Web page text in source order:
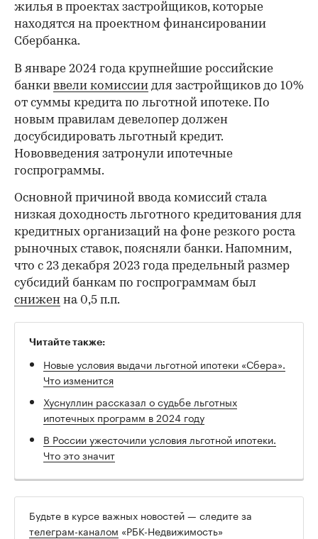
жилья в проектах застройщиков, которые
находятся на проектном финансировании
Сбербанка.
В январе 2024 года крупнейшие российские
банки ввели комиссии для застройщиков до 10%
от суммы кредита по льготной ипотеке. По
новым правилам девелопер должен
досубсидировать льготный кредит.
Нововведения затронули ипотечные
госпрограммы.
Основной причиной ввода комиссий стала
низкая доходность льготного кредитования для
кредитных организаций на фоне резкого роста
рыночных ставок, поясняли банки. Напомним,
что с 23 декабря 2023 года предельный размер
субсидий банкам по госпрограммам был
снижен на 0,5 п.п.
Читайте также:
Новые условия выдачи льготной ипотеки «Сбера».
Что изменится
Хуснуллин рассказал о судьбе льготных
ипотечных программ в 2024 году
В России ужесточили условия льготной ипотеки.
Что это значит
Будьте в курсе важных новостей — следите за
телеграм-каналом «РБК-Недвижимость»